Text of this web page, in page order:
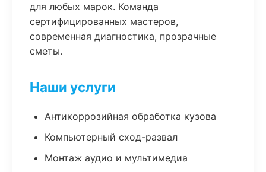
для любых марок. Команда
сертифицированных мастеров,
современная диагностика, прозрачные
сметы.
Наши услуги
Антикоррозийная обработка кузова
Компьютерный сход-развал
Монтаж аудио и мультимедиа